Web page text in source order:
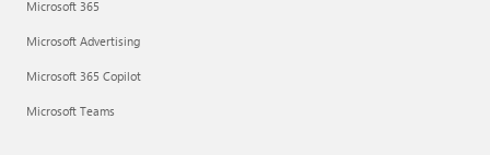
Microsoft 365
Microsoft Advertising
Microsoft 365 Copilot
Microsoft Teams